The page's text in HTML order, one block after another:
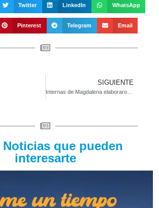
Twitter LinkedIn WhatsApp
Pinterest Telegram Email
SIGUIENTE
Internas de Magdalena elaboraron 1.600 facturas para bomberos voluntarios
Noticias que pueden
interesarte